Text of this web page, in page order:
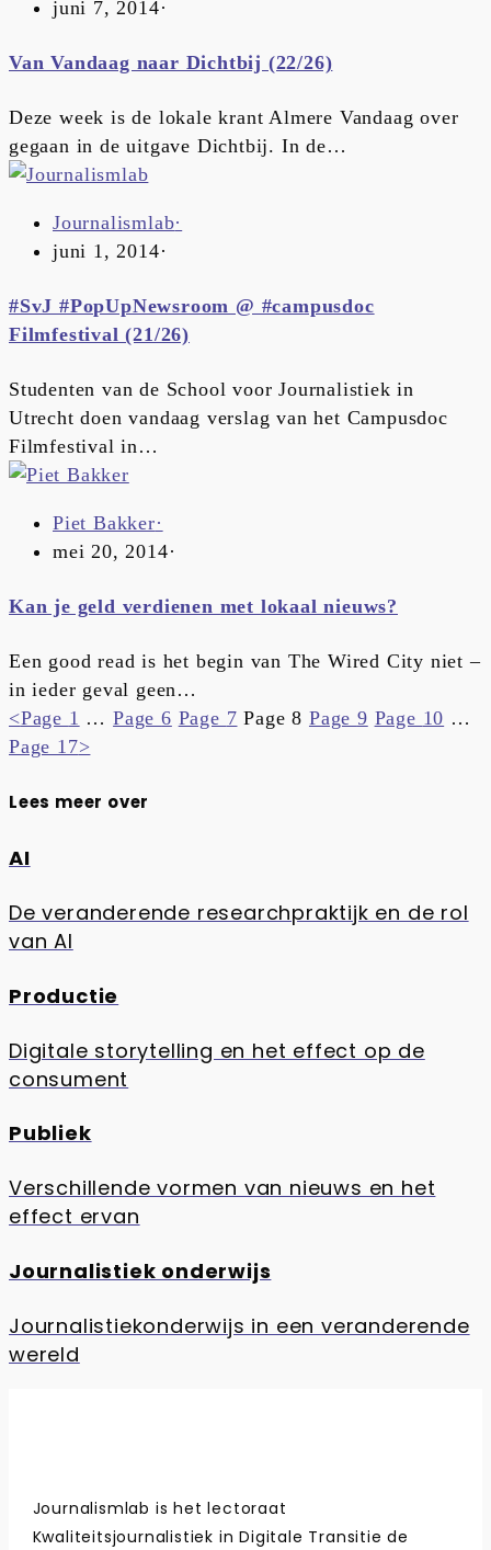
juni 7, 2014·
Van Vandaag naar Dichtbij (22/26)
Deze week is de lokale krant Almere Vandaag over
gegaan in de uitgave Dichtbij. In de…
Journalismlab·
juni 1, 2014·
#SvJ #PopUpNewsroom @ #campusdoc
Filmfestival (21/26)
Studenten van de School voor Journalistiek in
Utrecht doen vandaag verslag van het Campusdoc
Filmfestival in…
Piet Bakker·
mei 20, 2014·
Kan je geld verdienen met lokaal nieuws?
Een good read is het begin van The Wired City niet –
in ieder geval geen…
<Page 1 … Page6 Page 7 Page8 Page 9 Page 10 …
Page 17>
Lees meer over
AI
De veranderende researchpraktijk en de rol
van AI
Productie
Digitale storytelling en het effect op de
consument
Publiek
Verschillende vormen van nieuws en het
effect ervan
Journalistiek onderwijs
Journalistiekonderwijs in een veranderende
wereld
Journalismlab is het lectoraat
Kwaliteitsjournalistiek in Digitale Transitie de